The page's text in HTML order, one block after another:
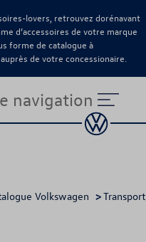
lovers, retrouvez dorénavant
d’accessoires de votre marque
forme de catalogue à
de votre concessionaire.
navigation
Volkswagen >Transport